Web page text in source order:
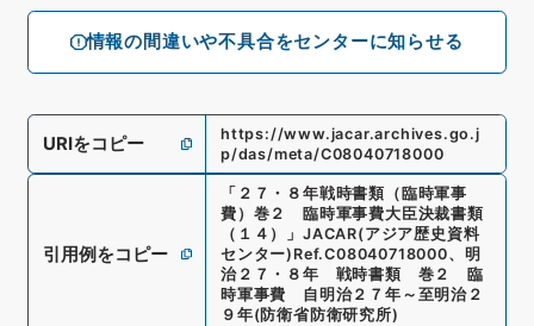
情報の間違いや不具合をセンターに知らせる
URIをコピー
https://www.jacar.archives.go.j
p/das/meta/C08040718000
引用例をコピー
「 ２７・８年戦時書類（臨時軍事
費）巻２ 臨時軍事費大臣決裁書類
（１４）
」 JACAR(アジア歴史資料
センター) Ref.C08040718000、 明
治２７・８年 戦時書類 巻２ 臨
時軍事費 自明治２７年～至明治２
９年(防衛省防衛研究所)